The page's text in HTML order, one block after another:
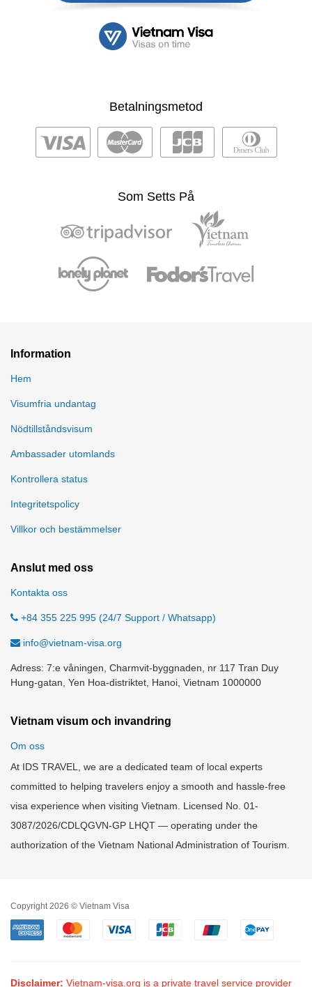
Betalningsmetod
Som Setts På
Information
Hem
Visumfria undantag
Nödtillståndsvisum
Ambassader utomlands
Kontrollera status
Integritetspolicy
Villkor och bestämmelser
Anslut med oss
Kontakta oss
+84 355 225 995 (24/7 Support / Whatsapp)
info@vietnam-visa.org
Adress: 7:e våningen, Charmvit-byggnaden, nr 117 Tran Duy
Hung-gatan, Yen Hoa-distriktet, Hanoi, Vietnam 1000000
Vietnam visum och invandring
Om oss
At IDS TRAVEL, we are a dedicated team of local experts
committed to helping travelers enjoy a smooth and hassle-free
visa experience when visiting Vietnam. Licensed No. 01-
3087/2026/CDLQGVN-GP LHQT — operating under the
authorization of the Vietnam National Administration of Tourism.
Copyright 2026 © Vietnam Visa
Disclaimer: Vietnam-visa.org is a private travel service provider